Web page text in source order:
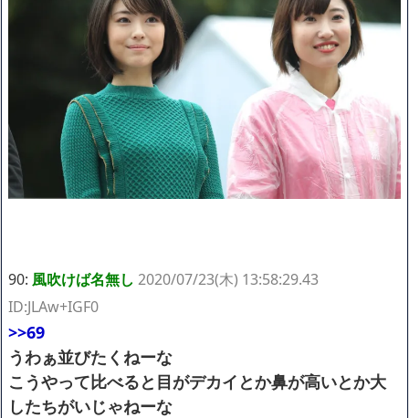
90: 風吹けば名無し 2020/07/23(木) 13:58:29.43
ID:JLAw+IGF0
>>69
うわぁ並びたくねーな
こうやって比べると目がデカイとか鼻が高いとか大
したちがいじゃねーな